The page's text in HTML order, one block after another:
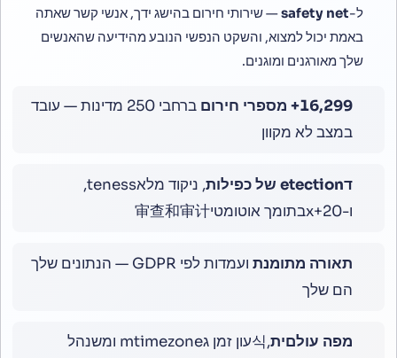
ל-safety net— שירותי חירום בהישג ידך, אנשי קשר שאתה
באמת יכול למצוא, והשקט הנפשי הנובע מהידיעה שהאנשים
שלך מאורגנים ומוגנים.
16,800+ מספרי חירום
ברחבי 250 מדינות — עובד
במצב לא מקוון
דetection של כפילות
, ניקוד מלאteness,
ו-20+xבתומך אוטומטי审查和审计
תאורה מתומנת
ועמדות לפי GDPR — הנתונים שלך
הם שלך
מפה עולםית
,식עון זמן גmtimezone ומשנהל